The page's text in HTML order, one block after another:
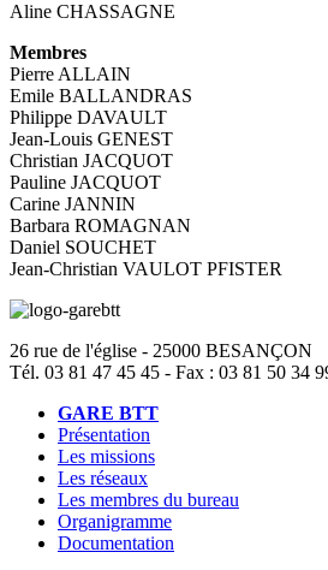
Aline CHASSAGNE
Membres
Pierre ALLAIN
Emile BALLANDRAS
Philippe DAVAULT
Jean-Louis GENEST
Christian JACQUOT
Pauline JACQUOT
Carine JANNIN
Barbara ROMAGNAN
Daniel SOUCHET
Jean-Christian VAULOT PFISTER
26 rue de l'église - 25000 BESANÇON
Tél. 03 81 47 45 45 - Fax : 03 81 50 34
GARE BTT
Présentation
Les missions
Les réseaux
Les membres du bureau
Organigramme
Documentation